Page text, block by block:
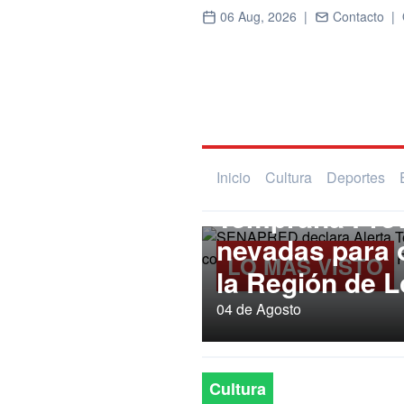
06 Aug, 2026 | Contacto |
Inicio Cultura Deportes
LO MÁS VISTO
SENAPRED
Temprana
nevadas para
la Región de
04 de Agosto
Cultura